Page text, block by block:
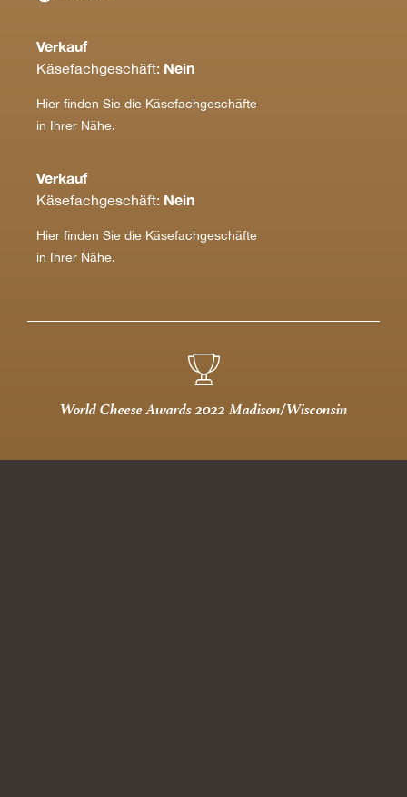
Verkauf
Käsefachgeschäft: Nein
Hier finden Sie die Käsefachgeschäfte
in Ihrer Nähe.
Verkauf
Käsefachgeschäft: Nein
Hier finden Sie die Käsefachgeschäfte
in Ihrer Nähe.
World Cheese Awards 2022 Madison/Wisconsin